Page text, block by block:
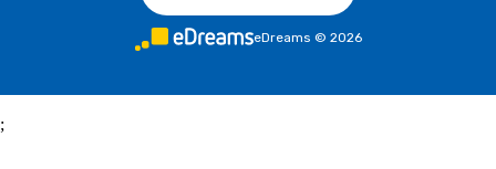
eDreams © 2026
;